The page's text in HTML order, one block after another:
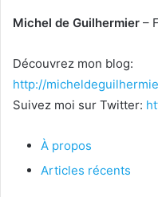
Michel de Guilhermier –
Découvrez mon blog:
http://
Suivez moi sur Twitter:
À propos
Articles récents